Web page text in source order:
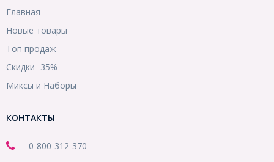
Главная
Новые товары
Топ продаж
Скидки -35%
Миксы и Наборы
КОНТАКТЫ
0-800-312-370